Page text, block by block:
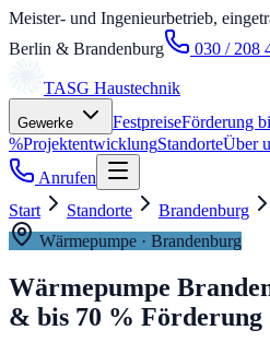
Meister- und Ingenieurbetrieb,
Berlin & Brandenburg
030 / 208
TASG Haustechnik
Gewerke FestpreiseFörderung
%ProjektentwicklungStandorteÜber
Anrufen
Start
Standorte Brandenburg
Wärmepumpe · Brandenburg
Wärmepumpe
& bis 70 % Förderung